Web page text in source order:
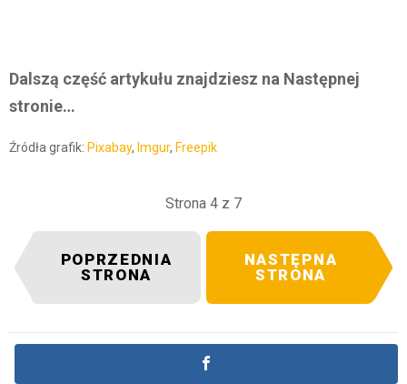
Dalszą część artykułu znajdziesz na Następnej
stronie…
Źródła grafik: Pixabay, Imgur, Freepik
Strona 4 z 7
POPRZEDNIA
STRONA
NASTĘPNA
STRONA